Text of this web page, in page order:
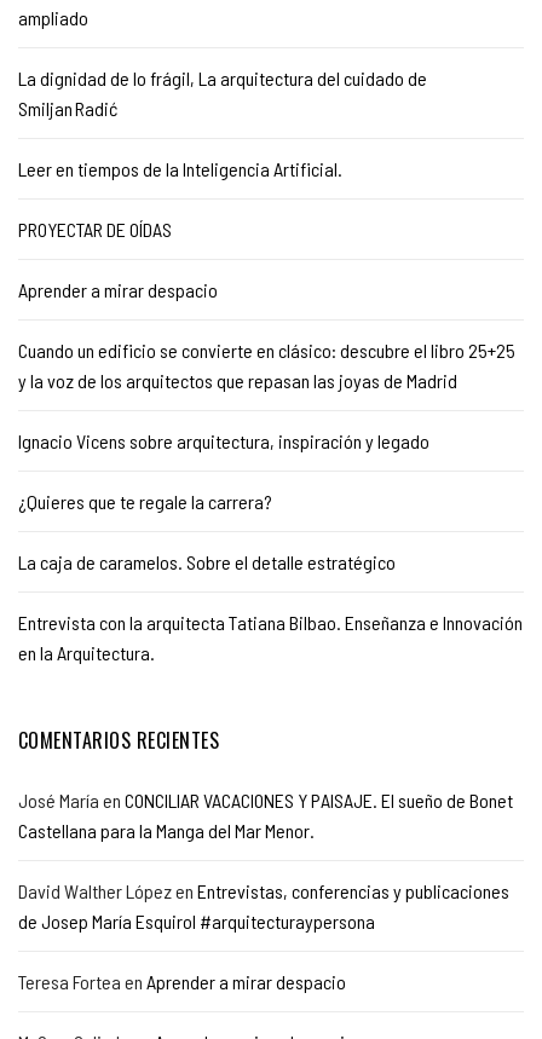
ampliado
La dignidad de lo frágil, La arquitectura del cuidado de
Smiljan Radić
Leer en tiempos de la Inteligencia Artificial.
PROYECTAR DE OÍDAS
Aprender a mirar despacio
Cuando un edificio se convierte en clásico: descubre el libro 25+25
y la voz de los arquitectos que repasan las joyas de Madrid
Ignacio Vicens sobre arquitectura, inspiración y legado
¿Quieres que te regale la carrera?
La caja de caramelos. Sobre el detalle estratégico
Entrevista con la arquitecta Tatiana Bilbao. Enseñanza e Innovación
en la Arquitectura.
COMENTARIOS RECIENTES
José María en CONCILIAR VACACIONES Y PAISAJE. El sueño de Bonet
Castellana para la Manga del Mar Menor.
David Walther Lópezen Entrevistas, conferencias y publicaciones
de Josep María Esquirol #arquitecturaypersona
Teresa Fortea en Aprender a mirar despacio